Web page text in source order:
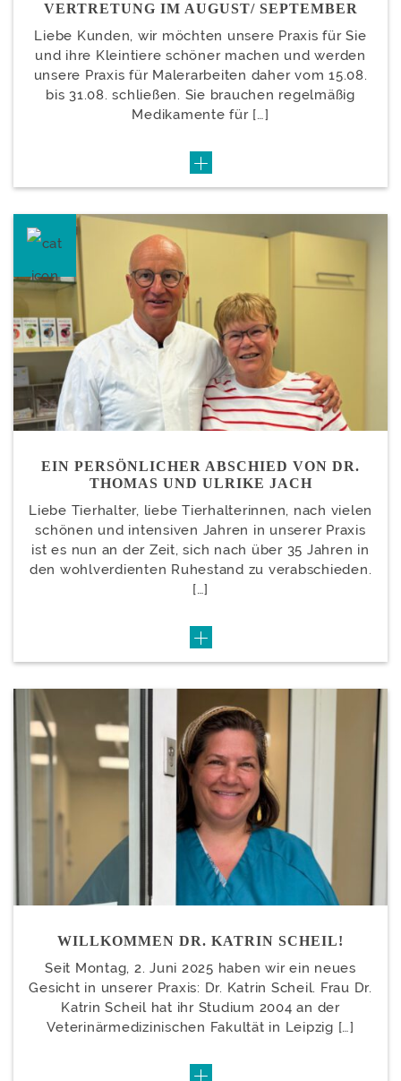
VERTRETUNG IM AUGUST/ SEPTEMBER
Liebe Kunden, wir möchten unsere Praxis für Sie
und ihre Kleintiere schöner machen und werden
unsere Praxis für Malerarbeiten daher vom 15.08.
bis 31.08. schließen. Sie brauchen regelmäßig
Medikamente für […]
EIN PERSÖNLICHER ABSCHIED VON DR.
THOMAS UND ULRIKE JACH
Liebe Tierhalter, liebe Tierhalterinnen, nach vielen
schönen und intensiven Jahren in unserer Praxis
ist es nun an der Zeit, sich nach über 35 Jahren in
den wohlverdienten Ruhestand zu verabschieden.
[…]
WILLKOMMEN DR. KATRIN SCHEIL!
Seit Montag, 2. Juni 2025 haben wir ein neues
Gesicht in unserer Praxis: Dr. Katrin Scheil. Frau Dr.
Katrin Scheil hat ihr Studium 2004 an der
Veterinärmedizinischen Fakultät in Leipzig […]